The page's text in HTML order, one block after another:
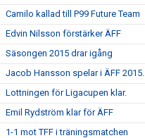
Camilo kallad till P99 Future Team
Edvin Nilsson förstärker ÄFF
Säsongen 2015 drar igång
Jacob Hansson spelar i ÄFF 2015.
Lottningen för Ligacupen klar.
Emil Rydström klar för ÄFF
1-1 mot TFF i träningsmatchen